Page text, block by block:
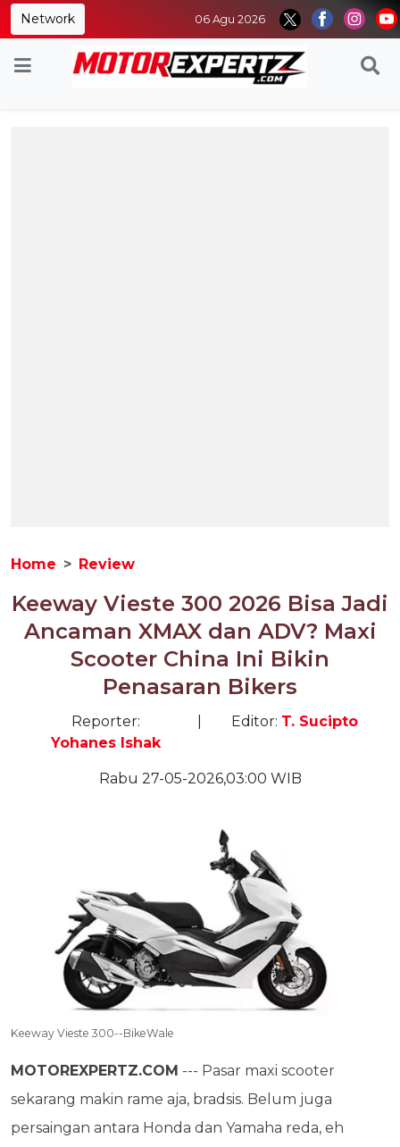
Network 06 Agu 2026
Home Review
Keeway Vieste 300 2026 Bisa Jadi
Ancaman XMAX dan ADV? Maxi
Scooter China Ini Bikin
Penasaran Bikers
Reporter:
Yohanes Ishak
Editor: T. Sucipto
Rabu 27-05-2026,03:00 WIB
Keeway Vieste 300--BikeWale
MOTOREXPERTZ.COM --- Pasar maxi scooter
sekarang makin rame aja, bradsis. Belum juga
persaingan antara Honda dan Yamaha reda, eh